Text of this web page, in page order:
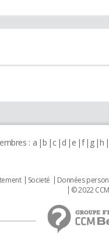
: a b c d e f g h
Societé Données
© 2022